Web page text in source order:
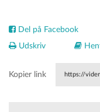
Del på Facebook
Udskriv
Kopier link https://